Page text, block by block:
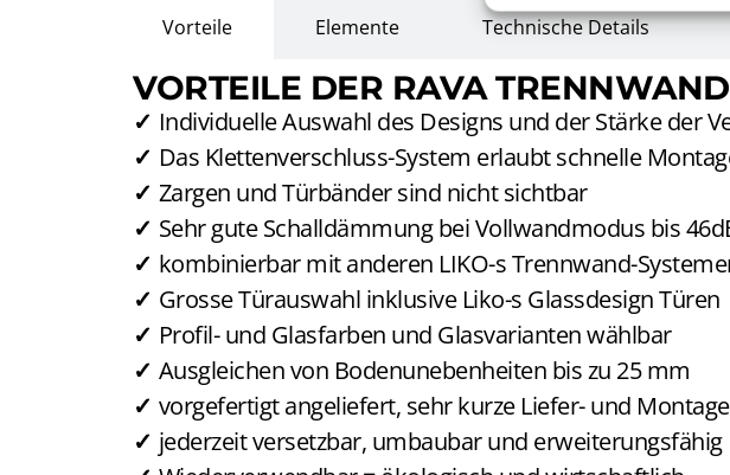
Vorteile Elemente Technische Details
VORTEILE DER RAVA TRENNWAND
Individuelle Auswahl des Designs und der Stärke der
Das Klettenverschluss-System erlaubt schnelle
Zargen und Türbänder sind nicht sichtbar
Sehr gute Schalldämmung bei Vollwandmodus bis
kombinierbar mit anderen LIKO-s Trennwand-
Grosse Türauswahl inklusive Liko-s Glassdesign Türen
Profil- und Glasfarben und Glasvarianten wählbar
Ausgleichen von Bodenunebenheiten bis zu 25 mm
vorgefertigt angeliefert, sehr kurze Liefer- und
jederzeit versetzbar, umbaubar und erweiterungsfähig